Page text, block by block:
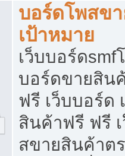
บอร์ดโพสข
เป้าหมาย
เว็บบอร์ดsmf
บอร์ดขายสิน
ฟรี เว็บบอร์ด
สินค้าฟรี ฟรี
สขายสินค้าต